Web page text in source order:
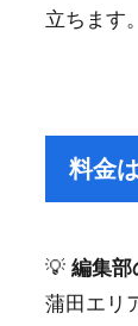
立ちます。
料金
💡 編集部
蒲田エリ